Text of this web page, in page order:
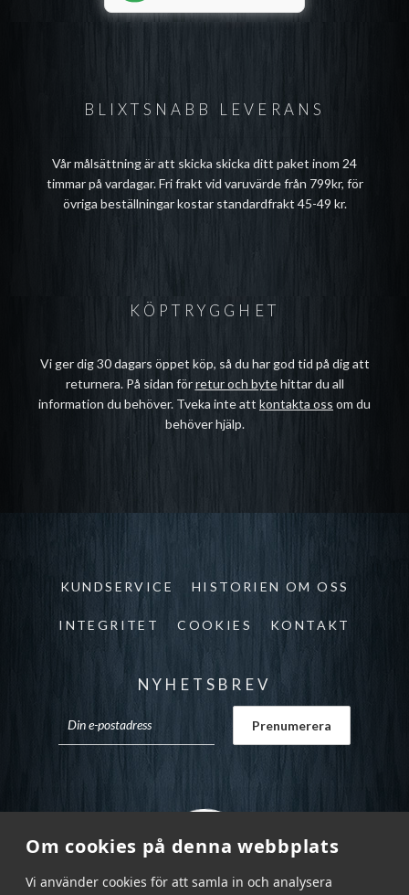
Om cookies på denna webbplats
Vi använder cookies för att samla in och analysera
BLIXTSNABB LEVERANS
Vår målsättning är att skicka skicka ditt paket inom 24
timmar på vardagar. Fri frakt vid varuvärde från 799kr, för
övriga beställningar kostar standardfrakt 45-49 kr.
KÖPTRYGGHET
Vi ger dig 30 dagars öppet köp, så du har god tid på dig att
returnera. På sidan förretur och bytehittar du all
information du behöver. Tveka inte att kontakta oss om du
behöver hjälp.
KUNDSERVICE HISTORIEN OM OSS
INTEGRITET COOKIES KONTAKT
NYHETSBREV